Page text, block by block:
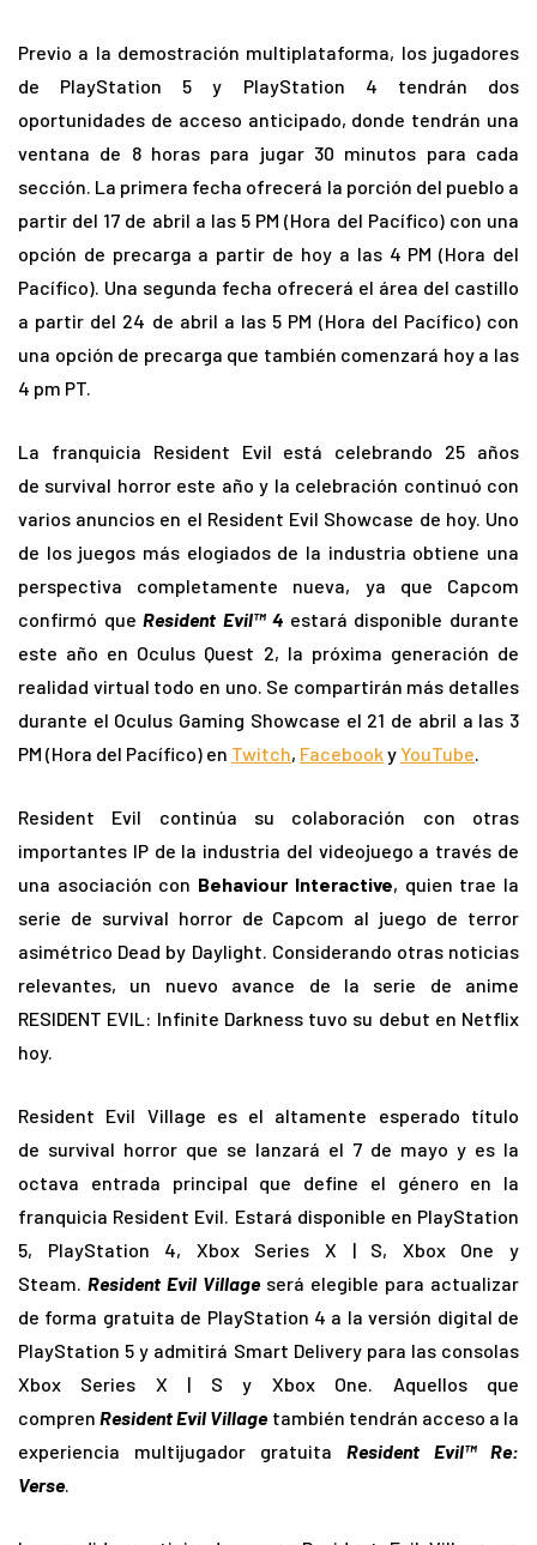
Previo a la demostración multiplataforma, los jugadores
de PlayStation 5 y PlayStation 4 tendrán dos
oportunidades de acceso anticipado, donde tendrán una
ventana de 8 horas para jugar 30 minutos para cada
sección. La primera fecha ofrecerá la porción del pueblo a
partir del 17 de abril a las 5 PM (Hora del Pacífico) con una
opción de precarga a partir de hoy a las 4 PM (Hora del
Pacífico). Una segunda fecha ofrecerá el área del castillo
a partir del 24 de abril a las 5 PM (Hora del Pacífico) con
una opción de precarga que también comenzará hoy a las
4 pm PT.
La franquicia Resident Evil está celebrando 25 años
de survival horror este año y la celebración continuó con
varios anuncios en el Resident Evil Showcase de hoy. Uno
de los juegos más elogiados de la industria obtiene una
perspectiva completamente nueva, ya que Capcom
confirmó queResident Evil™ 4estará disponible durante
este año en Oculus Quest 2, la próxima generación de
realidad virtual todo en uno. Se compartirán más detalles
durante el Oculus Gaming Showcase el 21 de abril a las 3
PM (Hora del Pacífico) en Twitch, Facebook yYouTube.
Resident Evil continúa su colaboración con otras
importantes IP de la industria del videojuego a través de
una asociación con Behaviour Interactive, quien trae la
serie de survival horror de Capcom al juego de terror
asimétrico Dead by Daylight. Considerando otras noticias
relevantes, un nuevo avance de la serie de anime
RESIDENT EVIL: Infinite Darkness tuvo su debut en Netflix
hoy.
Resident Evil Village es el altamente esperado título
de survival horror que se lanzará el 7 de mayo y es la
octava entrada principal que define el género en la
franquicia Resident Evil. Estará disponible en PlayStation
5, PlayStation 4, Xbox Series X | S, Xbox One y
Steam. Resident Evil Villageserá elegible para actualizar
de forma gratuita de PlayStation 4 a la versión digital de
PlayStation 5 y admitirá Smart Delivery para las consolas
Xbox Series X | S y Xbox One. Aquellos que
comprenResident Evil Villagetambién tendrán acceso a la
experiencia multijugador gratuita Resident Evil™ Re:
Verse.